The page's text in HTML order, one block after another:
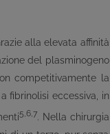
alla elevata affinità
del plasminogeno
competitivamente la
fibrinolisi eccessiva, in
5,6,7. Nella chirurgia